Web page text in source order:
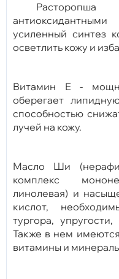
усиленный синтез
осветлить кожу и
Витамин Е -
оберегает
способностью
лучей на кожу.
Масло Ши
комплекс
линолевая) и
кислот,
тургора,
Также в нем
витамины и